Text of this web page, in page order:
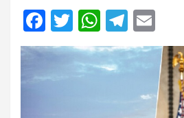
F
a
b
T
wi
tt
W
h
at
T
el
e
m
ail